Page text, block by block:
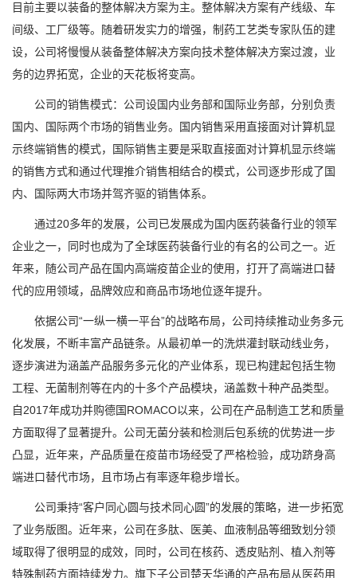
目前主要以装备的整体解决方案为主。整体解决方案有产线级、车
间级、工厂级等。随着研发实力的增强，制药工艺类专家队伍的建
设，公司将慢慢从装备整体解决方案向技术整体解决方案过渡，业
务的边界拓宽，企业的天花板将变高。
公司的销售模式：公司设国内业务部和国际业务部，分别负责
国内、国际两个市场的销售业务。国内销售采用直接面对计算机显
示终端销售的模式，国际销售主要是采取直接面对计算机显示终端
的销售方式和通过代理推介销售相结合的模式，公司逐步形成了国
内、国际两大市场并驾齐驱的销售体系。
通过20多年的发展，公司已发展成为国内医药装备行业的领军
企业之一，同时也成为了全球医药装备行业的有名的公司之一。近
年来，随公司产品在国内高端疫苗企业的使用，打开了高端进口替
代的应用领域，品牌效应和商品市场地位逐年提升。
依据公司“一纵一横一平台”的战略布局，公司持续推动业务多元
化发展，不断丰富产品链条。从最初单一的洗烘灌封联动线业务，
逐步演进为涵盖产品服务多元化的产业体系，现已构建起包括生物
工程、无菌制剂等在内的十多个产品模块，涵盖数十种产品类型。
自2017年成功并购德国ROMACO以来，公司在产品制造工艺和质量
方面取得了显著提升。公司无菌分装和检测后包系统的优势进一步
凸显，近年来，产品质量在疫苗市场经受了严格检验，成功跻身高
端进口替代市场，且市场占有率逐年稳步增长。
公司秉持“客户同心圆与技术同心圆”的发展的策略，进一步拓宽
了业务版图。近年来，公司在多肽、医美、血液制品等细致划分领
域取得了很明显的成效，同时，公司在核药、透皮贴剂、植入剂等
特殊制药方面持续发力。旗下子公司楚天华通的产品布局从医药用